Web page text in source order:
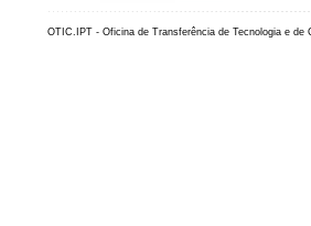
OTIC.IPT - Oficina de Transferência de Tecnologia e